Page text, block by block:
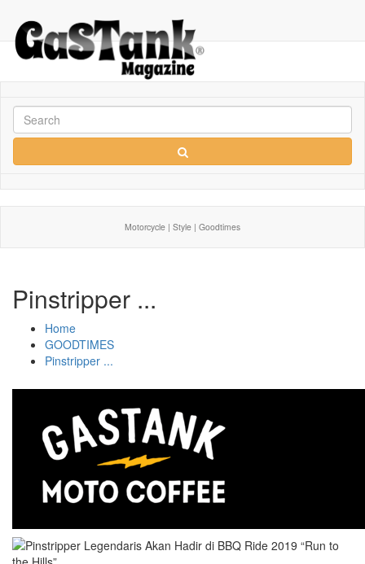
Motorcycle | Style | Goodtimes
Pinstripper ...
Home
GOODTIMES
Pinstripper ...